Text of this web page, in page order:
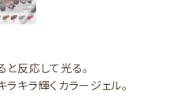
反応して光る。
キラ輝くカラージェル。